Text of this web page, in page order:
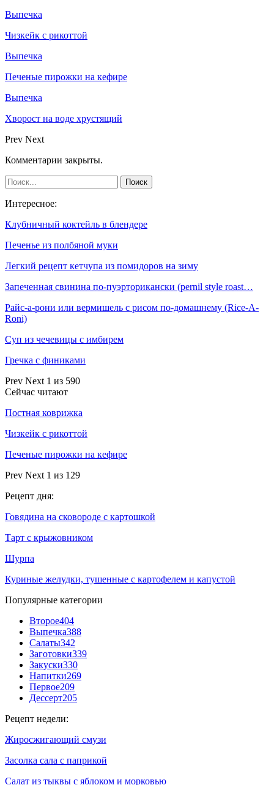
Выпечка
Чизкейк с рикоттой
Выпечка
Печеные пирожки на кефире
Выпечка
Хворост на воде хрустящий
Prev Next
Комментарии закрыты.
Интересное:
Клубничный коктейль в блендере
Печенье из полбяной муки
Легкий рецепт кетчупа из помидоров на зиму
Запеченная свинина по-пуэрторикански (pernil style roast…
Райс-а-рони или вермишель с рисом по-домашнему (Rice-A-
Roni)
Суп из чечевицы с имбирем
Гречка с финиками
Prev Next 1 из 590
Сейчас читают
Постная коврижка
Чизкейк с рикоттой
Печеные пирожки на кефире
Prev Next 1 из 129
Рецепт дня:
Говядина на сковороде с картошкой
Тарт с крыжовником
Шурпа
Куриные желудки, тушенные с картофелем и капустой
Популярные категории
Второе404
Выпечка388
Салаты342
Заготовки339
Закуски330
Напитки269
Первое209
Дессерт205
Рецепт недели:
Жиросжигающий смузи
Засолка сала с паприкой
Салат из тыквы с яблоком и морковью